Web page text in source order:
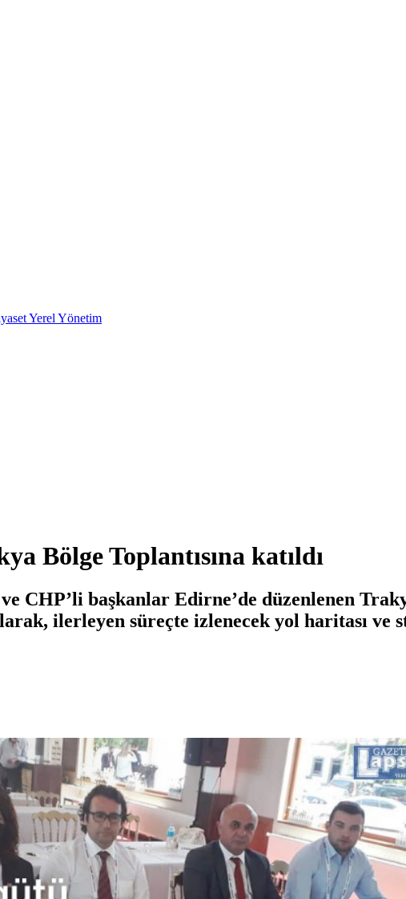
Yerel Yönetim
Bölge Toplantısına katıldı
CHP’li başkanlar Edirne’de düzenlenen
ilerleyen süreçte izlenecek yol haritası ve